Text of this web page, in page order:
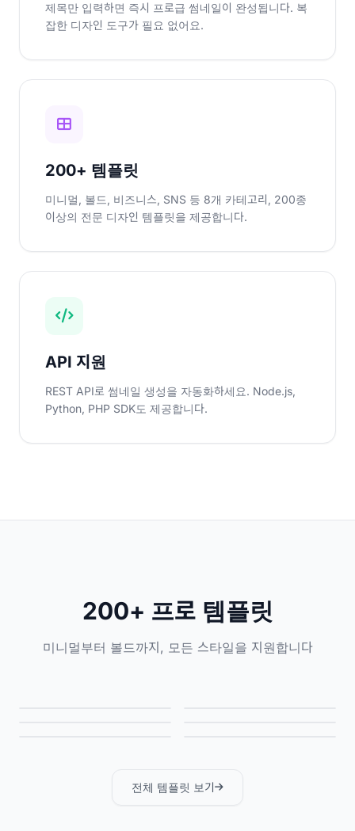
제목만 입력하면 즉시 프로급 썸네일이 완성됩니다. 복
잡한 디자인 도구가 필요 없어요.
200+ 템플릿
미니멀, 볼드, 비즈니스, SNS 등 8개 카테고리, 200종
이상의 전문 디자인 템플릿을 제공합니다.
API 지원
REST API로 썸네일 생성을 자동화하세요. Node.js,
Python, PHP SDK도 제공합니다.
200+ 프로 템플릿
미니멀부터 볼드까지, 모든 스타일을 지원합니다
전체 템플릿 보기